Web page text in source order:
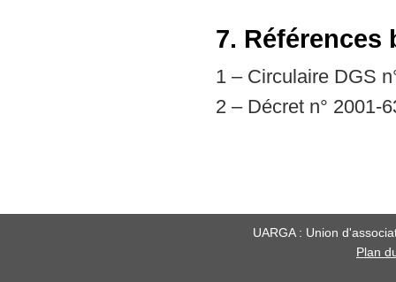
7.
1 – Circulaire DGS
2 – Décret n° 2001-
UARGA : Union
Plan